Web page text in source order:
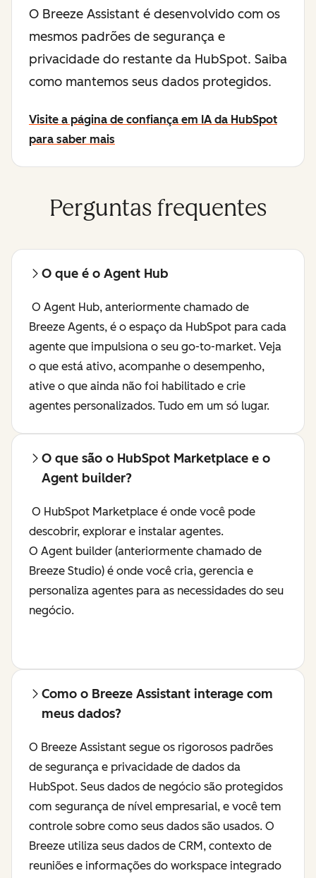
O Breeze Assistant é desenvolvido com os
mesmos padrões de segurança e
privacidade do restante da HubSpot. Saiba
como mantemos seus dados protegidos.
Visite a página de confiança em IA da HubSpot
para saber mais
Perguntas frequentes
O que é o Agent Hub
O Agent Hub, anteriormente chamado de
Breeze Agents, é o espaço da HubSpot para cada
agente que impulsiona o seu go-to-market. Veja
o que está ativo, acompanhe o desempenho,
ative o que ainda não foi habilitado e crie
agentes personalizados. Tudo em um só lugar.
O que são o HubSpot Marketplace e o
Agent builder?
O HubSpot Marketplace é onde você pode
descobrir, explorar e instalar agentes.
O Agent builder (anteriormente chamado de
Breeze Studio) é onde você cria, gerencia e
personaliza agentes para as necessidades do seu
negócio.
Como o Breeze Assistant interage com
meus dados?
O Breeze Assistant segue os rigorosos padrões
de segurança e privacidade de dados da
HubSpot. Seus dados de negócio são protegidos
com segurança de nível empresarial, e você tem
controle sobre como seus dados são usados. O
Breeze utiliza seus dados de CRM, contexto de
reuniões e informações do workspace integrado